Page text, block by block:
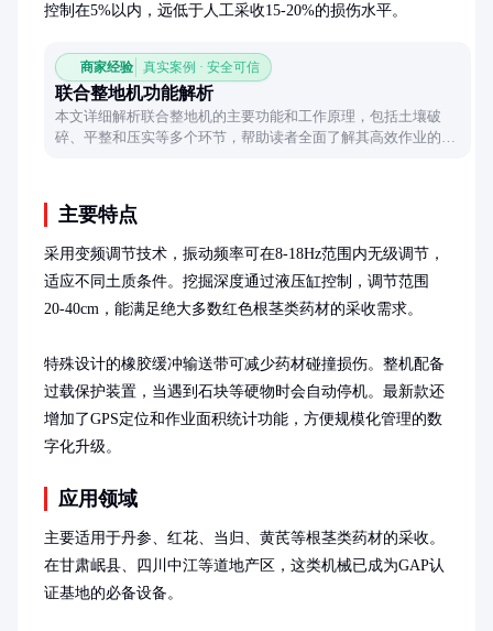
控制在5%以内，远低于人工采收15-20%的损伤水平。
商家经验 真实案例 · 安全可信
联合整地机功能解析
本文详细解析联合整地机的主要功能和工作原理，包括土壤破
碎、平整和压实等多个环节，帮助读者全面了解其高效作业的特
主要特点
采用变频调节技术，振动频率可在8-18Hz范围内无级调节，
适应不同土质条件。挖掘深度通过液压缸控制，调节范围
20-40cm，能满足绝大多数红色根茎类药材的采收需求。
特殊设计的橡胶缓冲输送带可减少药材碰撞损伤。整机配备
过载保护装置，当遇到石块等硬物时会自动停机。最新款还
增加了GPS定位和作业面积统计功能，方便规模化管理的数
字化升级。
应用领域
主要适用于丹参、红花、当归、黄芪等根茎类药材的采收。
在甘肃岷县、四川中江等道地产区，这类机械已成为GAP认
证基地的必备设备。